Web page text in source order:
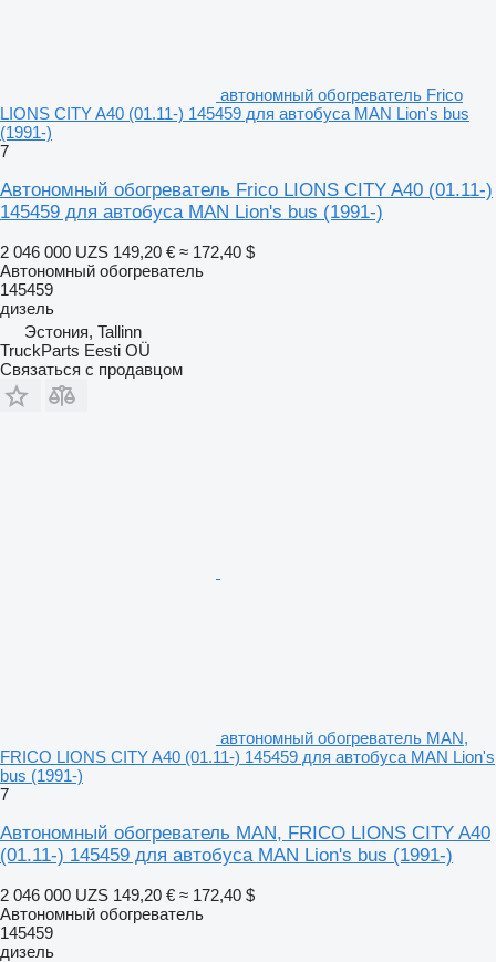
автономный обогреватель Frico
LIONS CITY A40 (01.11-) 145459 для автобуса MAN Lion's bus
(1991-)
7
Автономный обогреватель Frico LIONS CITY A40 (01.11-)
145459 для автобуса MAN Lion's bus (1991-)
2 046 000 UZS 149,20 € ≈ 172,40 $
Автономный обогреватель
145459
дизель
Эстония, Tallinn
TruckParts Eesti OÜ
Связаться с продавцом
автономный обогреватель MAN,
FRICO LIONS CITY A40 (01.11-) 145459 для автобуса MAN Lion's
bus (1991-)
7
Автономный обогреватель MAN, FRICO LIONS CITY A40
(01.11-) 145459 для автобуса MAN Lion's bus (1991-)
2 046 000 UZS 149,20 € ≈ 172,40 $
Автономный обогреватель
145459
дизель